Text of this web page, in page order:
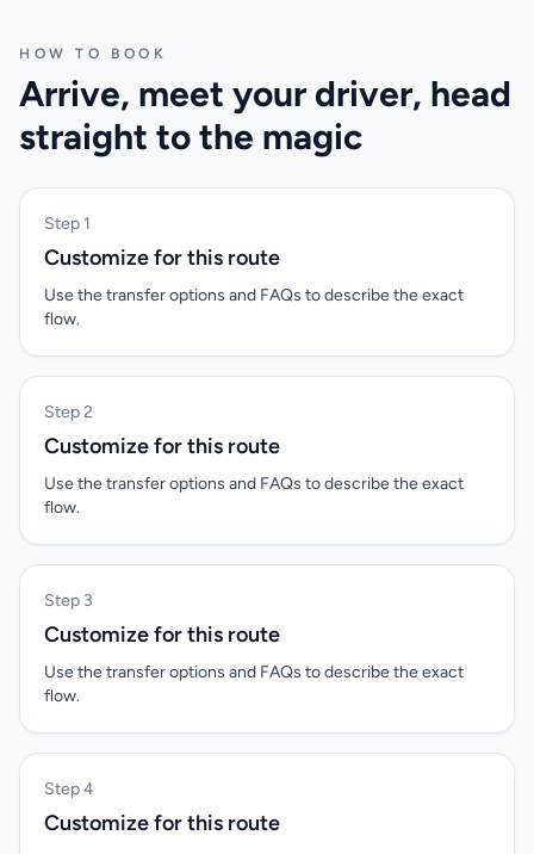
HOW TO BOOK
Arrive, meet your driver, head
straight to the magic
Step 1
Customize for this route
Use the transfer options and FAQs to describe the exact
flow.
Step 2
Customize for this route
Use the transfer options and FAQs to describe the exact
flow.
Step 3
Customize for this route
Use the transfer options and FAQs to describe the exact
flow.
Step 4
Customize for this route